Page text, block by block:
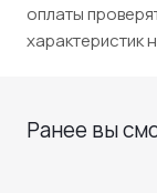
оплаты
характеристик
Ранее вы